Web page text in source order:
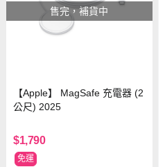
售完，補貨中
【Apple】 MagSafe 充電器 (2
公尺) 2025
$1,790
免運